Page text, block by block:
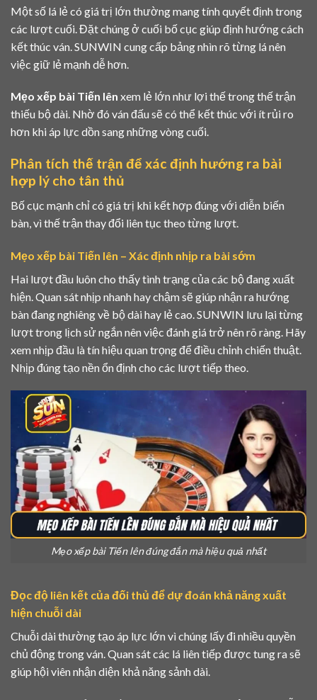
Một số lá lẻ có giá trị lớn thường mang tính quyết định trong
các lượt cuối. Đặt chúng ở cuối bố cục giúp định hướng cách
kết thúc ván. SUNWIN cung cấp bảng nhìn rõ từng lá nên
việc giữ lẻ mạnh dễ hơn.
Mẹo xếp bài Tiến lên xem lẻ lớn như lợi thế trong thế trận
thiếu bộ dài. Nhờ đó ván đấu sẽ có thể kết thúc với ít rủi ro
hơn khi áp lực dồn sang những vòng cuối.
Phân tích thế trận để xác định hướng ra bài
hợp lý cho tân thủ
Bố cục mạnh chỉ có giá trị khi kết hợp đúng với diễn biến
bàn, vì thế trận thay đổi liên tục theo từng lượt.
Mẹo xếp bài Tiến lên – Xác định nhịp ra bài sớm
Hai lượt đầu luôn cho thấy tình trạng của các bộ đang xuất
hiện. Quan sát nhịp nhanh hay chậm sẽ giúp nhận ra hướng
bàn đang nghiêng về bộ dài hay lẻ cao. SUNWIN lưu lại từng
lượt trong lịch sử ngắn nên việc đánh giá trở nên rõ ràng. Hãy
xem nhịp đầu là tín hiệu quan trọng để điều chỉnh chiến thuật.
Nhịp đúng tạo nền ổn định cho các lượt tiếp theo.
Mẹo xếp bài Tiến lên đúng đắn mà hiệu quả nhất
Đọc độ liên kết của đối thủ để dự đoán khả năng xuất
hiện chuỗi dài
Chuỗi dài thường tạo áp lực lớn vì chúng lấy đi nhiều quyền
chủ động trong ván. Quan sát các lá liên tiếp được tung ra sẽ
giúp hội viên nhận diện khả năng sảnh dài.